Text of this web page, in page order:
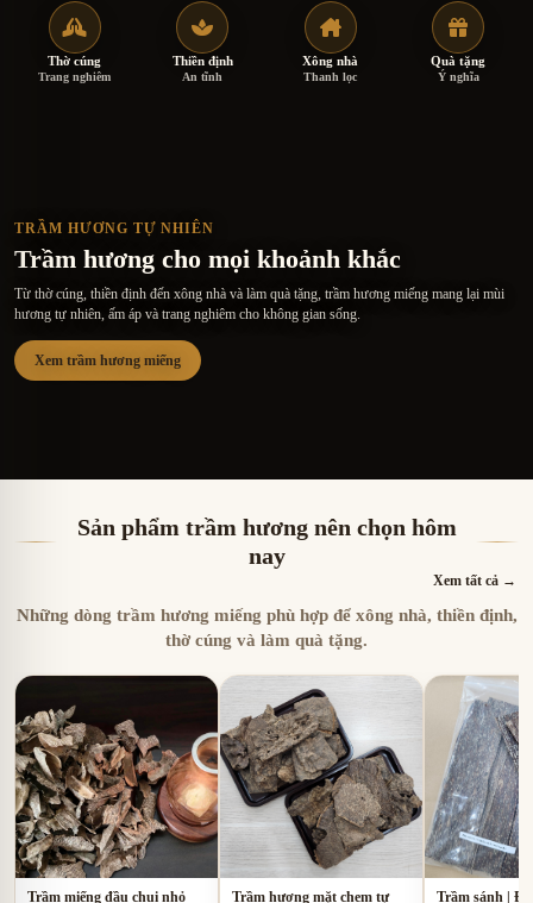
TRẦM HƯƠNG TỰ NHIÊN
Trầm hương cho mọi khoảnh khắc
Từ thờ cúng, thiền định đến xông nhà và làm quà tặng, trầm hương miếng mang lại mùi
hương tự nhiên, ấm áp và trang nghiêm cho không gian sống.
Xem trầm hương miếng
Thờ cúng
Trang nghiêm
Thiền định
An tĩnh
Xông nhà
Thanh lọc
Quà tặng
Ý nghĩa
Sản phẩm trầm hương nên chọn hôm
nay
Xem tất cả →
Những dòng trầm hương miếng phù hợp để xông nhà, thiền định,
thờ cúng và làm quà tặng.
Trầm miếng đầu chui nhỏ
Trầm hương mặt chem tự
Trầm sánh |